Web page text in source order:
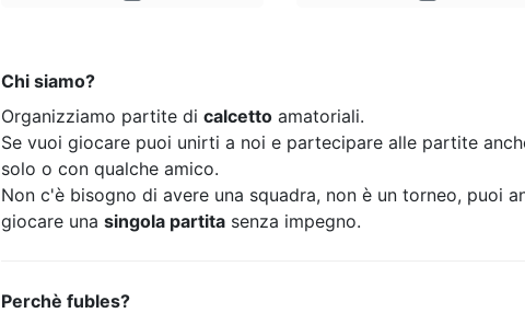
Chi siamo?
Organizziamo partite di calcetto amatoriali.
Se vuoi giocare puoi unirti a noi e partecipare alle partite
solo o con qualche amico.
Non c'è bisogno di avere una squadra, non è un torneo, puoi
giocare una singola partita senza impegno.
Perchè fubles?